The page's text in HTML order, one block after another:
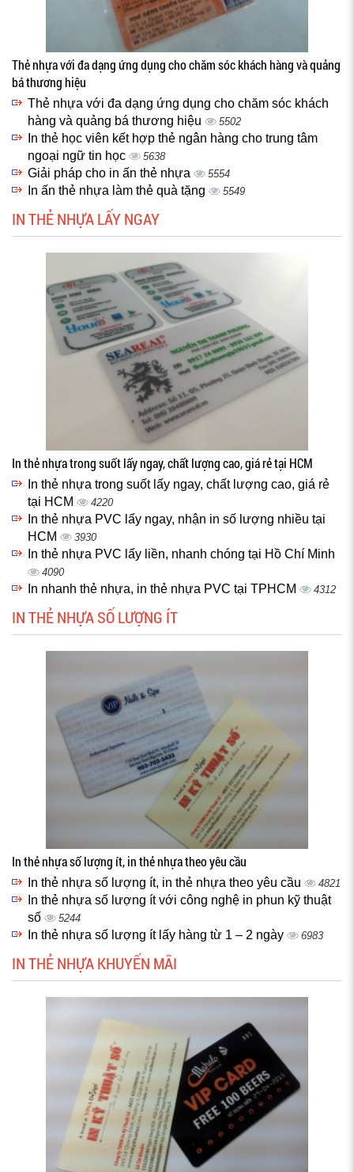
Thẻ nhựa với đa dạng ứng dụng cho chăm sóc khách hàng và quảng
bá thương hiệu
Thẻ nhựa với đa dạng ứng dụng cho chăm sóc khách
hàng và quảng bá thương hiệu
5502
In thẻ học viên kết hợp thẻ ngân hàng cho trung tâm
ngoại ngữ tin học
5638
Giải pháp cho in ấn thẻ nhựa 5554
In ấn thẻ nhựa làm thẻ quà tặng 5549
IN THẺ NHỰA LẤY NGAY
In thẻ nhựa trong suốt lấy ngay, chất lượng cao, giá rẻ tại HCM
In thẻ nhựa trong suốt lấy ngay, chất lượng cao, giá rẻ
tại HCM
4220
In thẻ nhựa PVC lấy ngay, nhận in số lượng nhiều tại
HCM
3930
In thẻ nhựa PVC lấy liền, nhanh chóng tại Hồ Chí Minh
4090
In nhanh thẻ nhựa, in thẻ nhựa PVC tại TPHCM 4312
IN THẺ NHỰA SỐ LƯỢNG ÍT
In thẻ nhựa số lượng ít, in thẻ nhựa theo yêu cầu
In thẻ nhựa số lượng ít, in thẻ nhựa theo yêu cầu 4821
In thẻ nhựa số lượng ít với công nghệ in phun kỹ thuật
số
5244
In thẻ nhựa số lượng ít lấy hàng từ 1 – 2 ngày 6983
IN THẺ NHỰA KHUYẾN MÃI